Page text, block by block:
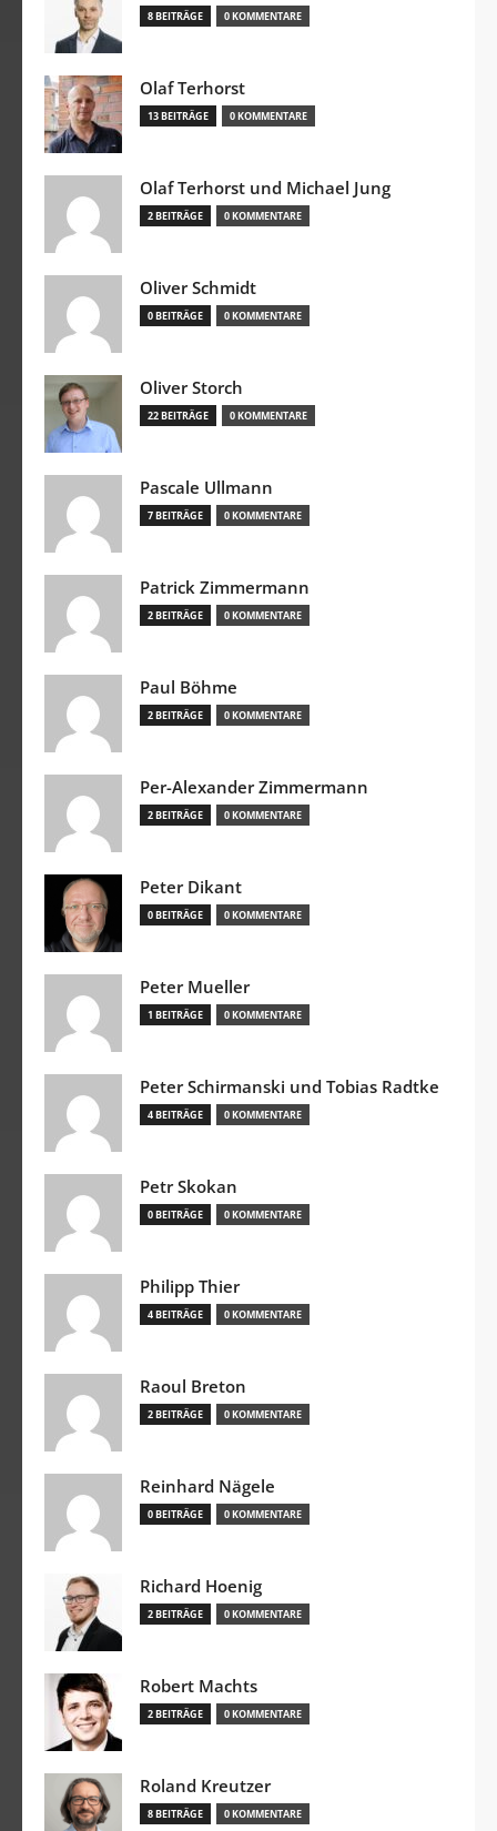
8 BEITRÄGE 0 KOMMENTARE
Olaf Terhorst
13 BEITRÄGE 0 KOMMENTARE
Olaf Terhorst und Michael Jung
2 BEITRÄGE 0 KOMMENTARE
Oliver Schmidt
0 BEITRÄGE 0 KOMMENTARE
Oliver Storch
22 BEITRÄGE 0 KOMMENTARE
Pascale Ullmann
7 BEITRÄGE 0 KOMMENTARE
Patrick Zimmermann
2 BEITRÄGE 0 KOMMENTARE
Paul Böhme
2 BEITRÄGE 0 KOMMENTARE
Per-Alexander Zimmermann
2 BEITRÄGE 0 KOMMENTARE
Peter Dikant
0 BEITRÄGE 0 KOMMENTARE
Peter Mueller
1 BEITRÄGE 0 KOMMENTARE
Peter Schirmanski und Tobias Radtke
4 BEITRÄGE 0 KOMMENTARE
Petr Skokan
0 BEITRÄGE 0 KOMMENTARE
Philipp Thier
4 BEITRÄGE 0 KOMMENTARE
Raoul Breton
2 BEITRÄGE 0 KOMMENTARE
Reinhard Nägele
0 BEITRÄGE 0 KOMMENTARE
Richard Hoenig
2 BEITRÄGE 0 KOMMENTARE
Robert Machts
2 BEITRÄGE 0 KOMMENTARE
Roland Kreutzer
8 BEITRÄGE 0 KOMMENTARE